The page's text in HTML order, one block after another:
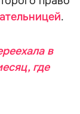
.
в
где